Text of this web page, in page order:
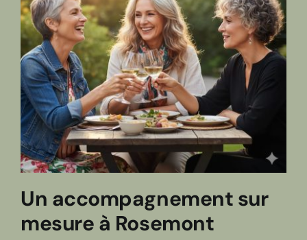
Un accompagnement sur
mesure à Rosemont